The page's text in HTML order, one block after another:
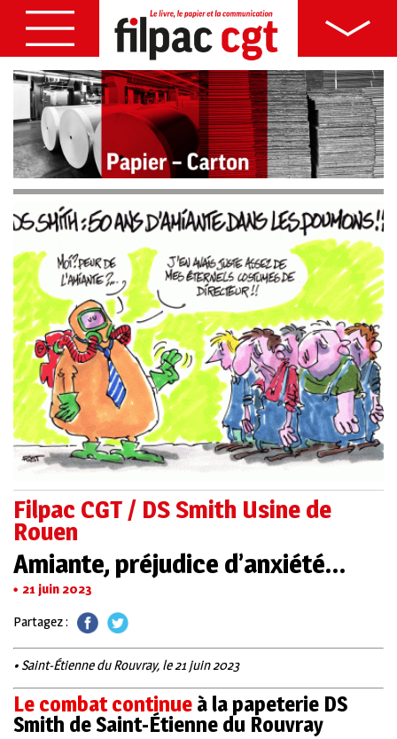
Filpac CGT / DS Smith Usine de
Rouen
Amiante, préjudice d’anxiété…
21 juin 2023
Partagez :
• Saint-Étienne du Rouvray, le 21 juin 2023
Le combat continue à la papeterie DS
Smith de Saint-Étienne du Rouvray